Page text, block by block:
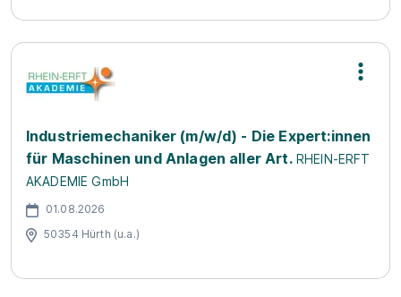
Industriemechaniker (m/w/d) - Die Expert:innen
für Maschinen und Anlagen aller Art. RHEIN-ERFT
AKADEMIE GmbH
01.08.2026
50354 Hürth (u.a.)